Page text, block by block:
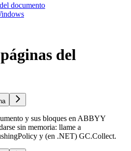
documento
del
y sus bloques en ABBYY
sin memoria: llame a
y (en .NET) GC.Collect.